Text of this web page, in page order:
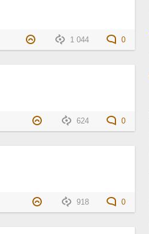
1 044 0
624 0
918 0